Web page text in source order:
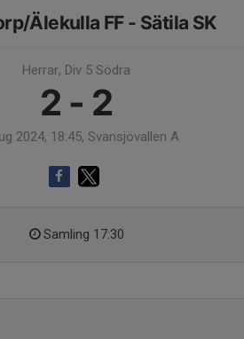
Älekulla FF - Sätila SK
Herrar, Div 5 Södra
2 - 2
2024, 18:45, Svansjövallen A
Samling 17:30